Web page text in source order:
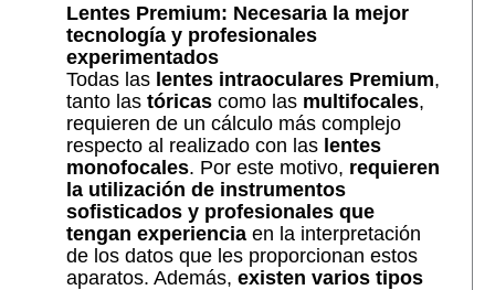
Lentes Premium: Necesaria la mejor
tecnología y profesionales
experimentados
Todas las lentes intraoculares Premium,
tanto las tóricascomo las multifocales,
requieren de un cálculo más complejo
respecto al realizado con las lentes
monofocales. Por este motivo, requieren
la utilización de instrumentos
sofisticados y profesionales que
tengan experienciaen la interpretación
de los datos que les proporcionan estos
aparatos. Además, existen varios tipos